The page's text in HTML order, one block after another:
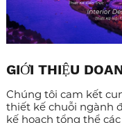
GIỚI THIỆU
Chúng tôi cam kết
thiết kế chuỗi ngành
kế hoạch tổng thể